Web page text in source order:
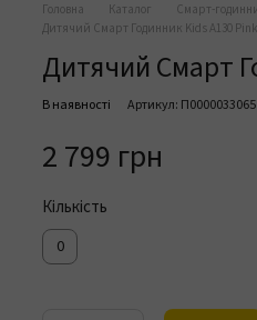
Головна Каталог Смарт-
Дитячий Смарт Годинник Kids A130 Pink
Дитячий Смарт
В наявності Артикул: П0000033065
2 799 грн
Кількість
0